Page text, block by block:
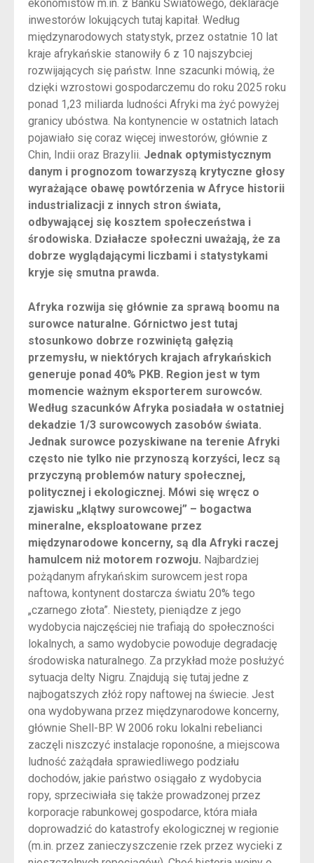
ekonomistów m.in. z Banku Światowego, deklaracje
inwestorów lokujących tutaj kapitał. Według
międzynarodowych statystyk, przez ostatnie 10 lat
kraje afrykańskie stanowiły 6 z 10 najszybciej
rozwijających się państw. Inne szacunki mówią, że
dzięki wzrostowi gospodarczemu do roku 2025 roku
ponad 1,23 miliarda ludności Afryki ma żyć powyżej
granicy ubóstwa. Na kontynencie w ostatnich latach
pojawiało się coraz więcej inwestorów, głównie z
Chin, Indii oraz Brazylii. Jednak optymistycznym
danym i prognozom towarzyszą krytyczne głosy
wyrażające obawę powtórzenia w Afryce historii
industrializacji z innych stron świata,
odbywającej się kosztem społeczeństwa i
środowiska. Działacze społeczni uważają, że za
dobrze wyglądającymi liczbami i statystykami
kryje się smutna prawda.
Afryka rozwija się głównie za sprawą boomu na
surowce naturalne. Górnictwo jest tutaj
stosunkowo dobrze rozwiniętą gałęzią
przemysłu, w niektórych krajach afrykańskich
generuje ponad 40% PKB. Region jest w tym
momencie ważnym eksporterem surowców.
Według szacunków Afryka posiadała w ostatniej
dekadzie 1/3 surowcowych zasobów świata.
Jednak surowce pozyskiwane na terenie Afryki
często nie tylko nie przynoszą korzyści, lecz są
przyczyną problemów natury społecznej,
politycznej i ekologicznej. Mówi się wręcz o
zjawisku „klątwy surowcowej” – bogactwa
mineralne, eksploatowane przez
międzynarodowe koncerny, są dla Afryki raczej
hamulcem niż motorem rozwoju. Najbardziej
pożądanym afrykańskim surowcem jest ropa
naftowa, kontynent dostarcza światu 20% tego
„czarnego złota”. Niestety, pieniądze z jego
wydobycia najczęściej nie trafiają do społeczności
lokalnych, a samo wydobycie powoduje degradację
środowiska naturalnego. Za przykład może posłużyć
sytuacja delty Nigru. Znajdują się tutaj jedne z
najbogatszych złóż ropy naftowej na świecie. Jest
ona wydobywana przez międzynarodowe koncerny,
głównie Shell-BP. W 2006 roku lokalni rebelianci
zaczęli niszczyć instalacje roponośne, a miejscowa
ludność zażądała sprawiedliwego podziału
dochodów, jakie państwo osiągało z wydobycia
ropy, sprzeciwiała się także prowadzonej przez
korporacje rabunkowej gospodarce, która miała
doprowadzić do katastrofy ekologicznej w regionie
(m.in. przez zanieczyszczenie rzek przez wycieki z